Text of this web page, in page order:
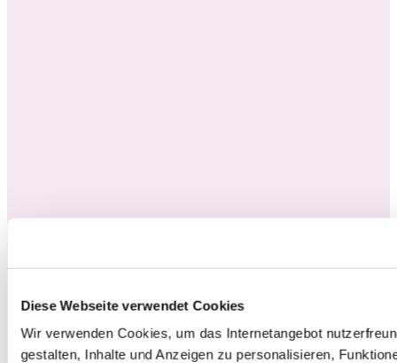
Diese Webseite verwendet Cookies
Wir verwenden Cookies, um das Internetangebot
gestalten, Inhalte und Anzeigen zu personalisieren,